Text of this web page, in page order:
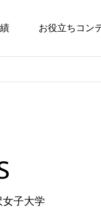
お役立ちコン
子大学